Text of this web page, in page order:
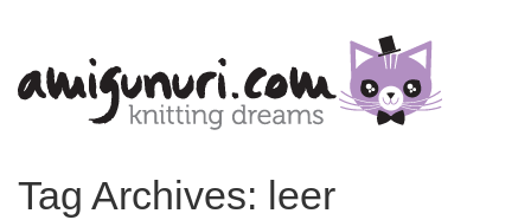
Tag Archives: leer